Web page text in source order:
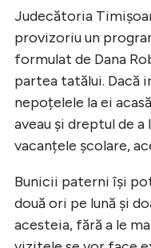
Judecătoria
provizoriu un
formulat de Dana
partea tatălui. Dacă
nepoțelele la ei
aveau și dreptul de a
vacanțele școlare,
Bunicii paterni își
două ori pe lună și
acesteia, fără a le